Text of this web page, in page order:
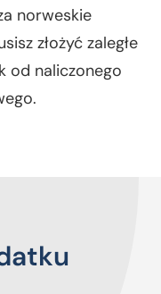
norweskie
złożyć zaległe
od naliczonego